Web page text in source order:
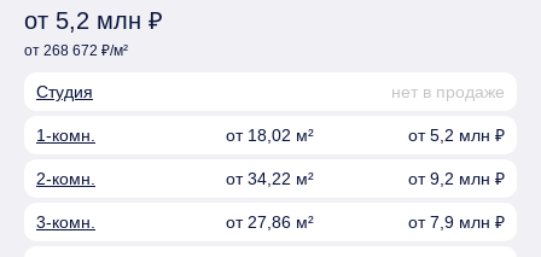
от 5,2 млн ₽
от 268 672 ₽/м²
Студия нет в продаже
1-комн. от 18,02 м² от 5,2 млн ₽
2-комн. от 34,22 м² от 9,2 млн ₽
3-комн. от 27,86 м² от 7,9 млн ₽